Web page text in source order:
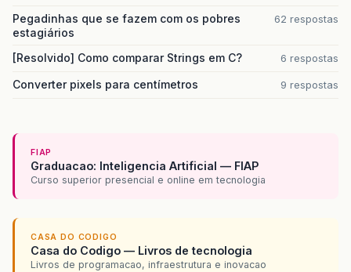
Pegadinhas que se fazem com os pobres
estagiários
62 respostas
[Resolvido] Como comparar Strings em C? 6 respostas
Converter pixels para centímetros 9 respostas
FIAP
Graduacao: Inteligencia Artificial — FIAP
Curso superior presencial e online em tecnologia
CASA DO CODIGO
Casa do Codigo — Livros de tecnologia
Livros de programacao, infraestrutura e inovacao